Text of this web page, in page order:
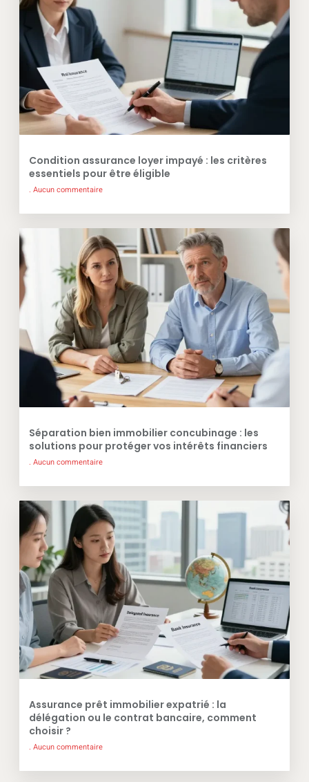
Condition assurance loyer impayé : les critères
essentiels pour être éligible
Aucun commentaire
Séparation bien immobilier concubinage : les
solutions pour protéger vos intérêts financiers
Aucun commentaire
Assurance prêt immobilier expatrié : la
délégation ou le contrat bancaire, comment
choisir ?
Aucun commentaire